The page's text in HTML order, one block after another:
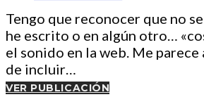
Tengo que reconocer que no
he escrito o en algún otro…
el sonido en la web. Me
de incluir…
VER PUBLICACIÓN